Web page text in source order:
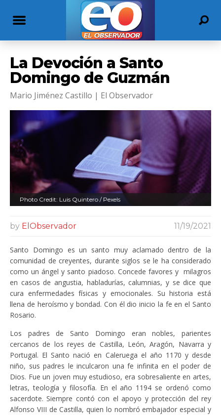
La Devoción a Santo
Domingo de Guzmán
Mario Jiménez Castillo | El Observador
Photo Credit: Luis Quintero / Pexels
by ElObservador 11/19/2021
Santo Domingo es un santo muy aclamado dentro de la
comunidad de creyentes, durante siglos se le ha considerado
como un ángel y santo piadoso. Concede favores y milagros
en casos de angustia, habladurías, calumnias, y se dice que
cura enfermedades físicas y emocionales. Su historia está
llena de heroísmo y bondad. Con él dio inicio la fe en el Santo
Rosario.
Los padres de Santo Domingo eran nobles, parientes
cercanos de los reyes de Castilla, León, Aragón, Navarra y
Portugal. El Santo nació en Caleruega el año 1170 y desde
niño, sus padres le inculcaron una fe infinita en el poder de
Dios. Fue un joven muy estudioso, era sobresaliente en artes,
letras, teología y filosofía. En el año 1194 se ordenó como
sacerdote. Siempre contó con el apoyo y protección del rey
Alfonso VIII de Castilla, quien lo nombró embajador especial y